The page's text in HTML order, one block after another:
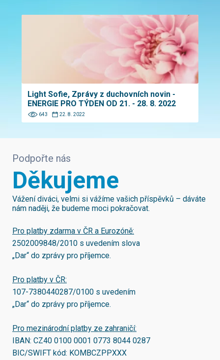
Light Sofie, Zprávy z duchovních novin -
ENERGIE PRO TÝDEN OD 21. - 28. 8. 2022
643 22. 8. 2022
Podpořte nás
Děkujeme
Vážení diváci, velmi si vážíme vašich příspěvků – dáváte
nám naději, že budeme moci pokračovat.
Pro platby zdarma v ČR a Eurozóně:
2502009848/2010 s uvedením slova
„Dar“ do zprávy pro příjemce.
Pro platby v ČR:
107-7380440287/0100 s uvedením
„Dar“ do zprávy pro příjemce.
Pro mezinárodní platby ze zahraničí:
IBAN: CZ40 0100 0001 0773 8044 0287
BIC/SWIFT kód: KOMBCZPPXXX